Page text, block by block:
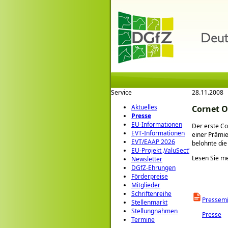
Service
Aktuelles
Presse
EU-Informationen
EVT-Informationen
EVT/EAAP 2026
EU-Projekt ‚ValuSect‘
Newsletter
DGfZ-Ehrungen
Förderpreise
Mitglieder
Schriftenreihe
Stellenmarkt
Stellungnahmen
Termine
28.11.2008
Cornet
Der erste
einer Prämie
belohnte
Lesen Sie
Presse